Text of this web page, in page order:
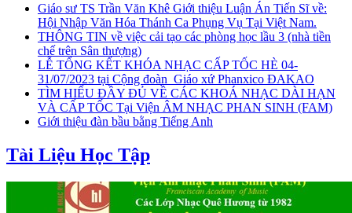
Giáo sư TS Trần Văn Khê Giới thiệu Luận Án Tiến Sĩ về:
Hội Nhập Văn Hóa Thánh Ca Phụng Vụ Tại Việt Nam.
THÔNG TIN về việc cải tạo các phòng học lầu 3 (nhà tiền
chế trên Sân thượng)
LỄ TỔNG KẾT KHÓA NHẠC CẤP TỐC HÈ 04-
31/07/2023 tại Cộng đoàn_Giáo xứ Phanxico ĐAKAO
TÌM HIỂU ĐẦY ĐỦ VỀ CÁC KHOÁ NHẠC DÀI HẠN
VÀ CẤP TỐC Tại Viện ÂM NHẠC PHAN SINH (FAM)
Giới thiệu đàn bầu bằng Tiếng Anh
Tài Liệu Học Tập